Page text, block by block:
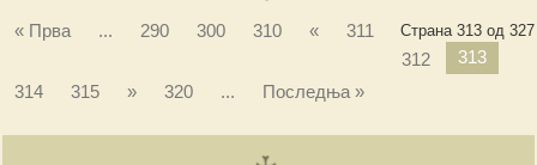
Страна 313 од 327
« Прва ... 290 300 310 «
311
312
313
314
315 » 320 ... Последња »